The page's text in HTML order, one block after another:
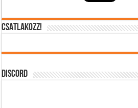
CSATLAKOZZ!
DISCORD